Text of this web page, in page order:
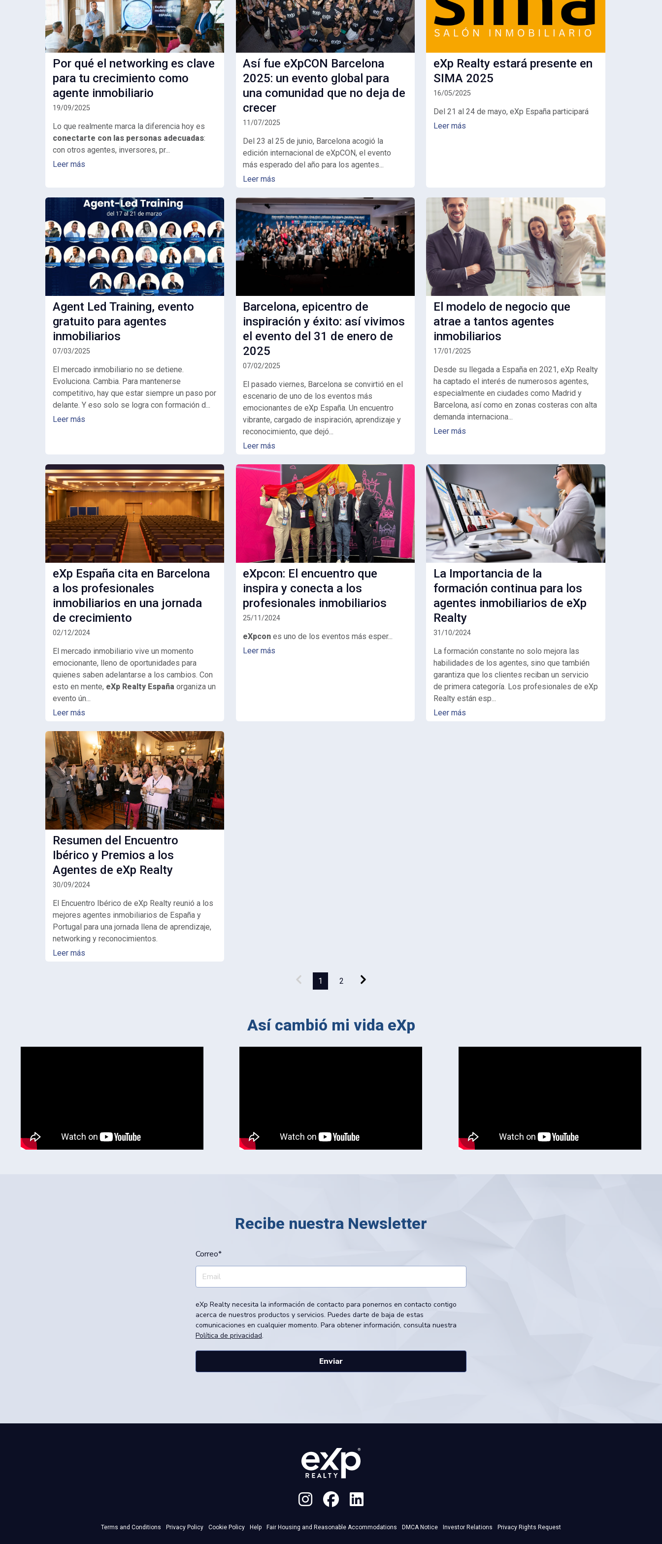
Por qué el networking es clave
para tu crecimiento como
agente inmobiliario
19/09/2025
Lo que realmente marca la diferencia hoy es
conectarte con las personas adecuadas:
con otros agentes, inversores, pr...
Leer más
Así fue eXpCON Barcelona
2025: un evento global para
una comunidad que no deja de
crecer
11/07/2025
Del 23 al 25 de junio, Barcelona acogió la
edición internacional deeXpCON, el evento
más esperado del año para los agentes...
Leer más
eXp Realty estará presente en
SIMA 2025
16/05/2025
Del 21 al 24 de mayo, eXp España participará
Leer más
Agent Led Training, evento
gratuito para agentes
inmobiliarios
07/03/2025
El mercado inmobiliario no se detiene.
Evoluciona. Cambia. Para mantenerse
competitivo, hay que estar siempre un paso por
delante. Y eso solo se logra con formación d...
Leer más
Barcelona, epicentro de
inspiración y éxito: así vivimos
el evento del 31 de enero de
2025
07/02/2025
El pasado viernes, Barcelona se convirtió en el
escenario de uno de los eventos más
emocionantes de eXp España. Un encuentro
vibrante, cargado de inspiración, aprendizaje y
reconocimiento, que dejó...
Leer más
El modelo de negocio que
atrae a tantos agentes
inmobiliarios
17/01/2025
Desde su llegada a España en 2021, eXp Realty
ha captado el interés de numerosos agentes,
especialmente en ciudades como Madrid y
Barcelona, así como en zonas costeras con alta
demanda internaciona...
Leer más
eXp España cita en Barcelona
a los profesionales
inmobiliarios en una jornada
de crecimiento
02/12/2024
El mercado inmobiliario vive un momento
emocionante, lleno de oportunidades para
quienes saben adelantarse a los cambios. Con
esto en mente, eXp Realty Españaorganiza un
evento ún...
Leer más
eXpcon: El encuentro que
inspira y conecta a los
profesionales inmobiliarios
25/11/2024
eXpcones uno de los eventos más esper...
Leer más
La Importancia de la
formación continua para los
agentes inmobiliarios de eXp
Realty
31/10/2024
La formación constante no solo mejora las
habilidades de los agentes, sino que también
garantiza que los clientes reciban un servicio
de primera categoría. Los profesionales de eXp
Realty están esp...
Leer más
Resumen del Encuentro
Ibérico y Premios a los
Agentes de eXp Realty
30/09/2024
El Encuentro Ibérico de eXp Realty reunió a los
mejores agentes inmobiliarios de España y
Portugal para una jornada llena de aprendizaje,
networking y reconocimientos.
Leer más
1 2
Así cambió mi vida eXp
Recibe nuestra Newsletter
Correo*
eXp Realty necesita la información de contacto para ponernos en contacto contigo
acerca de nuestros productos y servicios. Puedes darte de baja de estas
comunicaciones en cualquier momento. Para obtener información, consulta nuestra
Política de privacidad.
Terms and Conditions Privacy Policy Cookie Policy Help Fair Housing and Reasonable Accommodations DMCA Notice Investor Relations Privacy Rights Request